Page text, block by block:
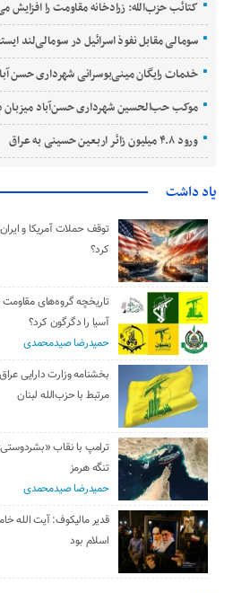
کتائب حزب‌الله: زرادخانه مقاومت را افزایش
سومالی مقابل نفوذ اسرائیل در سومالی‌لند
خدمات رایگان مینی‌بوسرانی شهرداری حسن‌
موکب حب‌الحسین شهرداری حسن‌آباد میزبان
ورود ۴.۸ میلیون زائر اربعین حسینی به عراق
یاد داشت
توقف حملات آمریکا و
کرد؟
تاریخچه گروه‌های
آسیا را دگرگون کرد؟
حمیدرضا صیدمحمدی
بخشنامه وزارت دارایی
مرتبط با حزب‌الله لبنان
ترامپ با نقاب
تنگه هرمز
حمیدرضا صیدمحمدی
قدیر مالیکوف: آیت‌ الله
اسلام بود